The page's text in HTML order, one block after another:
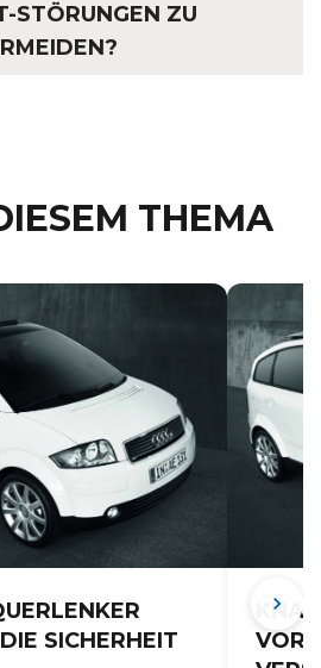
STÖRUNGEN ZU
THEMA
SICHERHEIT